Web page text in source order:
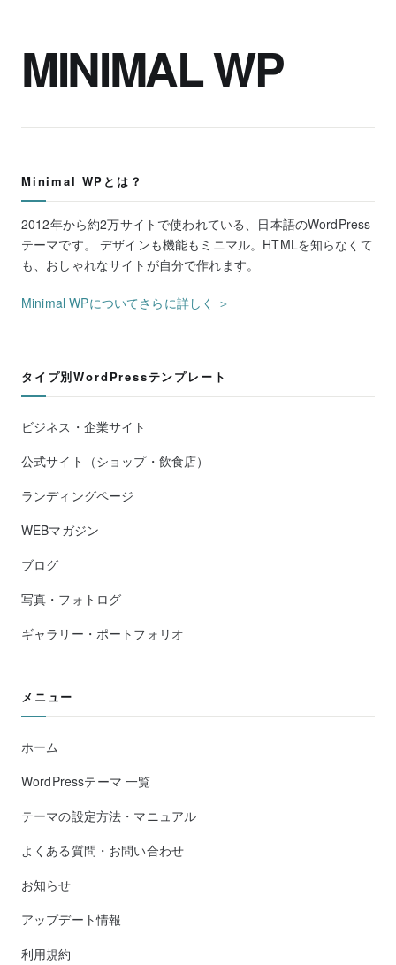
MINIMAL WP
Minimal WPとは？
2012年から約2万サイトで使われている、日本語のWordPress
テーマです。 デザインも機能もミニマル。HTMLを知らなくて
も、おしゃれなサイトが自分で作れます。
Minimal WPについてさらに詳しく ＞
タイプ別WordPressテンプレート
ビジネス・企業サイト
公式サイト（ショップ・飲食店）
ランディングページ
WEBマガジン
ブログ
写真・フォトログ
ギャラリー・ポートフォリオ
メニュー
ホーム
WordPressテーマ 一覧
テーマの設定方法・マニュアル
よくある質問・お問い合わせ
お知らせ
アップデート情報
利用規約